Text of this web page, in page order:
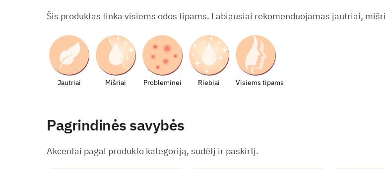
Šis produktas tinka visiems odos tipams. Labiausiai rekomenduojamas jautriai,
Jautriai Mišriai Probleminei Riebiai Visiems tipams
Pagrindinės savybės
Akcentai pagal produkto kategoriją, sudėtį ir paskirtį.